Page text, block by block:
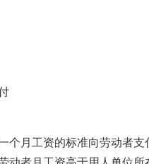
月工资的标准向劳动者支